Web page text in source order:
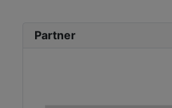
Partner